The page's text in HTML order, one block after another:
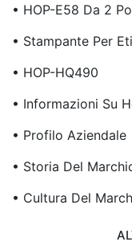
• HOP-E58 Da 2
• Stampante Per
• HOP-HQ490
• Informazioni Su
• Profilo Aziendale
• Storia Del
• Cultura Del